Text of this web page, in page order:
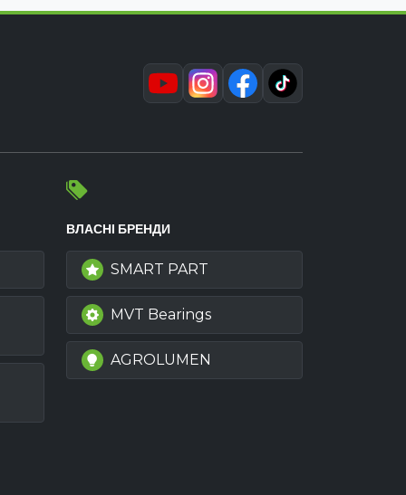
ВЛАСНІ БРЕНДИ
SMART PART
MVT Bearings
AGROLUMEN